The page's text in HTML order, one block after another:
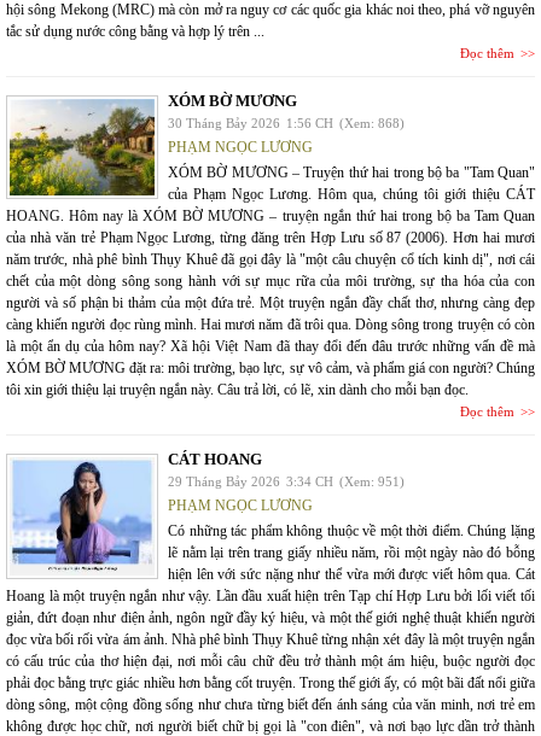
hội sông Mekong (MRC) mà còn mở ra nguy cơ các quốc gia khác noi theo, phá vỡ nguyên
tắc sử dụng nước công bằng và hợp lý trên ...
Đọc thêm
XÓM BỜ MƯƠNG
30 Tháng Bảy 2026 1:56 CH (Xem: 868)
PHẠM NGỌC LƯƠNG
XÓM BỜ MƯƠNG – Truyện thứ hai trong bộ ba "Tam Quan"
của Phạm Ngọc Lương. Hôm qua, chúng tôi giới thiệu CÁT
HOANG. Hôm nay là XÓM BỜ MƯƠNG – truyện ngắn thứ hai trong bộ ba Tam Quan
của nhà văn trẻ Phạm Ngọc Lương, từng đăng trên Hợp Lưu số 87 (2006). Hơn hai mươi
năm trước, nhà phê bình Thụy Khuê đã gọi đây là "một câu chuyện cổ tích kinh dị", nơi cái
chết của một dòng sông song hành với sự mục rữa của môi trường, sự tha hóa của con
người và số phận bi thảm của một đứa trẻ. Một truyện ngắn đầy chất thơ, nhưng càng đẹp
càng khiến người đọc rùng mình. Hai mươi năm đã trôi qua. Dòng sông trong truyện có còn
là một ẩn dụ của hôm nay? Xã hội Việt Nam đã thay đổi đến đâu trước những vấn đề mà
XÓM BỜ MƯƠNG đặt ra: môi trường, bạo lực, sự vô cảm, và phẩm giá con người? Chúng
tôi xin giới thiệu lại truyện ngắn này. Câu trả lời, có lẽ, xin dành cho mỗi bạn đọc.
Đọc thêm
CÁT HOANG
29 Tháng Bảy 2026 3:34 CH (Xem: 951)
PHẠM NGỌC LƯƠNG
Có những tác phẩm không thuộc về một thời điểm. Chúng lặng
lẽ nằm lại trên trang giấy nhiều năm, rồi một ngày nào đó bỗng
hiện lên với sức nặng như thể vừa mới được viết hôm qua. Cát
Hoang là một truyện ngắn như vậy. Lần đầu xuất hiện trên Tạp chí Hợp Lưu bởi lối viết tối
giản, đứt đoạn như điện ảnh, ngôn ngữ đầy ký hiệu, và một thế giới nghệ thuật khiến người
đọc vừa bối rối vừa ám ảnh. Nhà phê bình Thụy Khuê từng nhận xét đây là một truyện ngắn
có cấu trúc của thơ hiện đại, nơi mỗi câu chữ đều trở thành một ám hiệu, buộc người đọc
phải đọc bằng trực giác nhiều hơn bằng cốt truyện. Trong thế giới ấy, có một bãi đất nổi giữa
dòng sông, một cộng đồng sống như chưa từng biết đến ánh sáng của văn minh, nơi trẻ em
không được học chữ, nơi người biết chữ bị gọi là "con điên", và nơi bạo lực dần trở thành